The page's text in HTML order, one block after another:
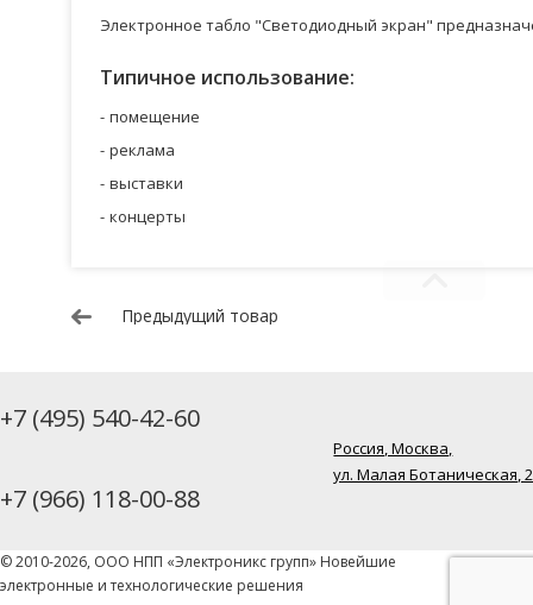
Электронное табло "Светодиодный экран"
Типичное использование:
помещение
реклама
выставки
концерты
Предыдущий товар
+7 (495) 540-42-60
+7 (966) 118-00-88
Россия, Москва,
ул. Малая Ботаническая,
© 2010-2026, ООО НПП «Электроникс групп» Новейшие
электронные и технологические решения